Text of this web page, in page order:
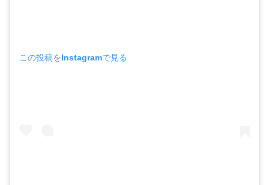
この投稿をInstagramで見る